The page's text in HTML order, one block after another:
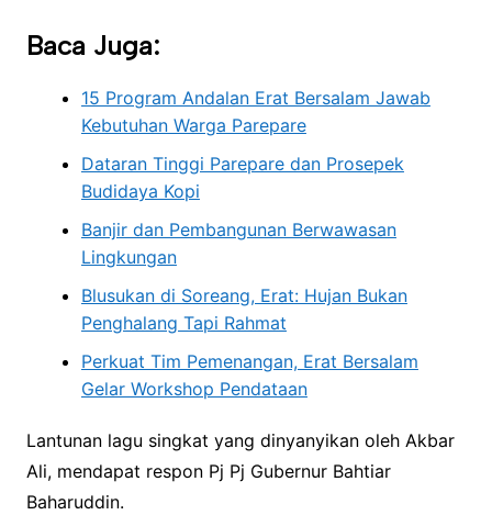
Baca Juga:
15 Program Andalan Erat Bersalam Jawab
Kebutuhan Warga Parepare
Dataran Tinggi Parepare dan Prosepek
Budidaya Kopi
Banjir dan Pembangunan Berwawasan
Lingkungan
Blusukan di Soreang, Erat: Hujan Bukan
Penghalang Tapi Rahmat
Perkuat Tim Pemenangan, Erat Bersalam
Gelar Workshop Pendataan
Lantunan lagu singkat yang dinyanyikan oleh Akbar
Ali, mendapat respon Pj Pj Gubernur Bahtiar
Baharuddin.